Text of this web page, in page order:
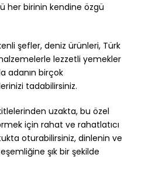
her birinin kendine özgü
şefler, deniz ürünleri, Türk
lezzetli yemekler
adanın birçok
tadabilirsiniz.
uzakta, bu özel
için rahat ve rahatlatıcı
oturabilirsiniz, dinlenin ve
şık bir şekilde